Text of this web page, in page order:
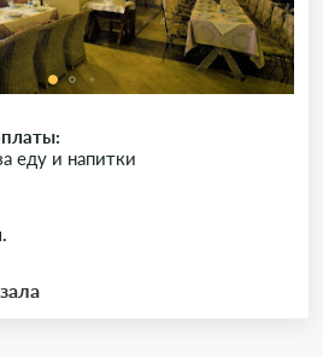
еду и напитки